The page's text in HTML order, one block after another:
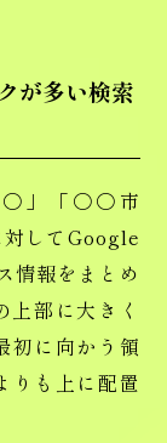
が多い検索
」「〇〇市
してGoogle
情報をまとめ
部に大きく
初に向かう領
りも上に配置